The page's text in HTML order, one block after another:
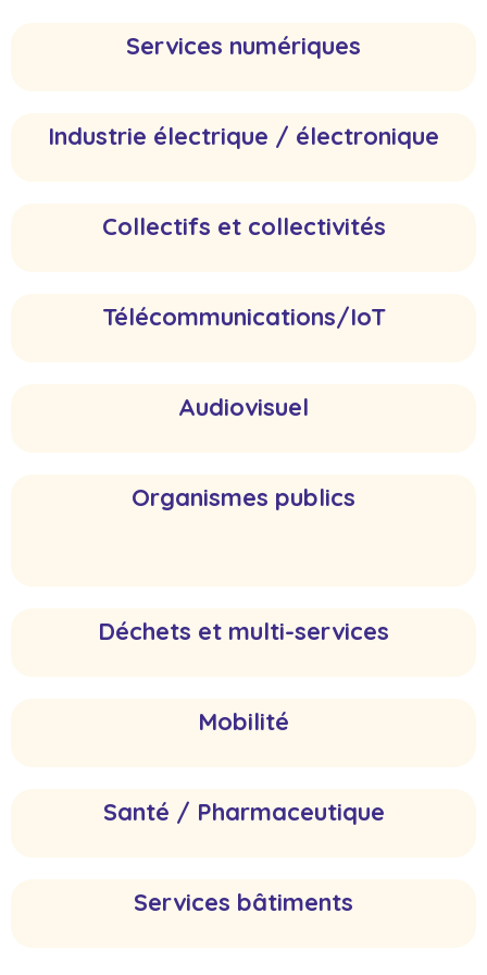
Services numériques
Industrie électrique / électronique
Collectifs et collectivités
Télécommunications/IoT
Audiovisuel
Organismes publics
Déchets et multi-services
Mobilité
Santé / Pharmaceutique
Services bâtiments